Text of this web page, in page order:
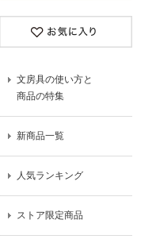
文房具の使い方と
商品の特集
新商品一覧
人気ランキング
ストア限定商品